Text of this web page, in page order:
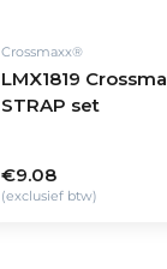
Crossmaxx®
LMX1819
STRAP set
€9.08
(exclusief btw)